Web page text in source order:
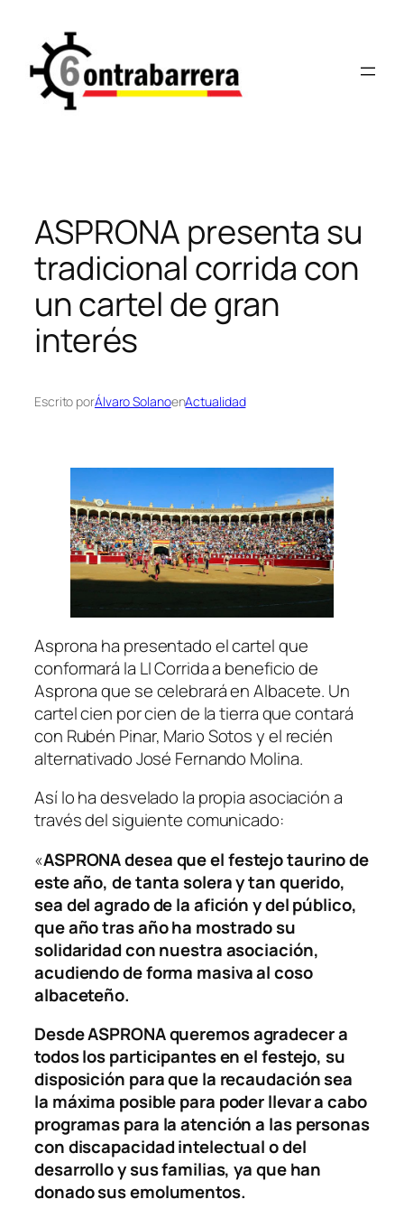
contenido
ASPRONA presenta su
tradicional corrida con
un cartel de gran
interés
Escrito porÁlvaro SolanoenActualidad
Asprona ha presentado el cartel que
conformará la LI Corrida a beneficio de
Asprona que se celebrará en Albacete. Un
cartel cien por cien de la tierra que contará
con Rubén Pinar, Mario Sotos y el recién
alternativado José Fernando Molina.
Así lo ha desvelado la propia asociación a
través del siguiente comunicado:
«ASPRONA desea que el festejo taurino de
este año, de tanta solera y tan querido,
sea del agrado de la afición y del público,
que año tras año ha mostrado su
solidaridad con nuestra asociación,
acudiendo de forma masiva al coso
albaceteño.
Desde ASPRONA queremos agradecer a
todos los participantes en el festejo, su
disposición para que la recaudación sea
la máxima posible para poder llevar a cabo
programas para la atención a las personas
con discapacidad intelectual o del
desarrollo y sus familias, ya que han
donado sus emolumentos.